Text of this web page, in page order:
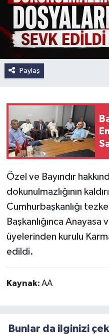
Paylaş
Özel ve Bayındır
dokunulmazlığının
Cumhurbaşkanlığı
Başkanlığınca
üyelerinden kurulu
edildi.
Kaynak: AA
Bunlar da ilginizi